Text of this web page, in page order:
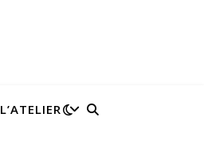
L’ATELIER